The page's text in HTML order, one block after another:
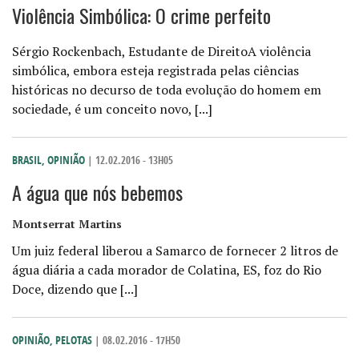
Violência Simbólica: O crime perfeito
Sérgio Rockenbach, Estudante de DireitoA violência
simbólica, embora esteja registrada pelas ciências
históricas no decurso de toda evolução do homem em
sociedade, é um conceito novo, [...]
BRASIL, OPINIÃO | 12.02.2016 - 13H05
A água que nós bebemos
Montserrat Martins
Um juiz federal liberou a Samarco de fornecer 2 litros de
água diária a cada morador de Colatina, ES, foz do Rio
Doce, dizendo que [...]
OPINIÃO, PELOTAS | 08.02.2016 - 17H50